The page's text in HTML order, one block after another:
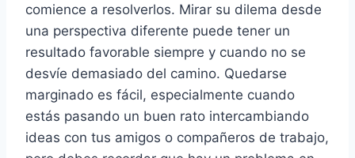
comience a resolverlos. Mirar su dilema desde
una perspectiva diferente puede tener un
resultado favorable siempre y cuando no se
desvíe demasiado del camino. Quedarse
marginado es fácil, especialmente cuando
estás pasando un buen rato intercambiando
ideas con tus amigos o compañeros de trabajo,